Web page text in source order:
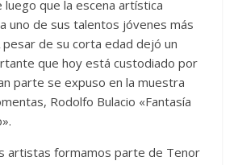
que la escena artística
uno de sus talentos jóvenes más
de su corta edad dejó un
que hoy está custodiado por
parte se expuso en la muestra
Rodolfo Bulacio «Fantasía
artistas formamos parte de Tenor